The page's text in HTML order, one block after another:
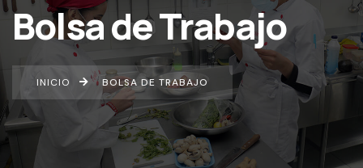
Bolsa de Trabajo
INICIO BOLSA DE TRABAJO